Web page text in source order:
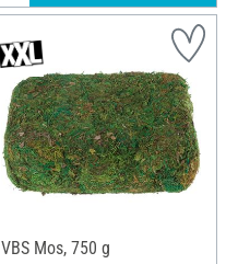
VBS Mos, 750 g